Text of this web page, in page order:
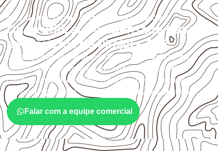
ESCOLHA CONFORME A APLICAÇÃO
Onde utilizar Compensado Naval
em projetos de Pirajuí – SP?
O Compensado Navalatende diferentes aplicações
profissionais, desde que suas características sejam
compatíveis com o projeto. A Infinity orienta a compra
conformeaplicação, medida, quantidade e destino.
Falar com a equipe comercial